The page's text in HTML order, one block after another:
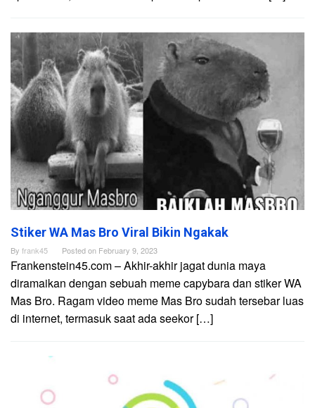
Stiker WA Mas Bro Viral Bikin Ngakak
By frank45 Posted on February 9, 2023
Frankenstein45.com – Akhir-akhir jagat dunia maya
diramaikan dengan sebuah meme capybara dan stiker WA
Mas Bro. Ragam video meme Mas Bro sudah tersebar luas
di internet, termasuk saat ada seekor […]